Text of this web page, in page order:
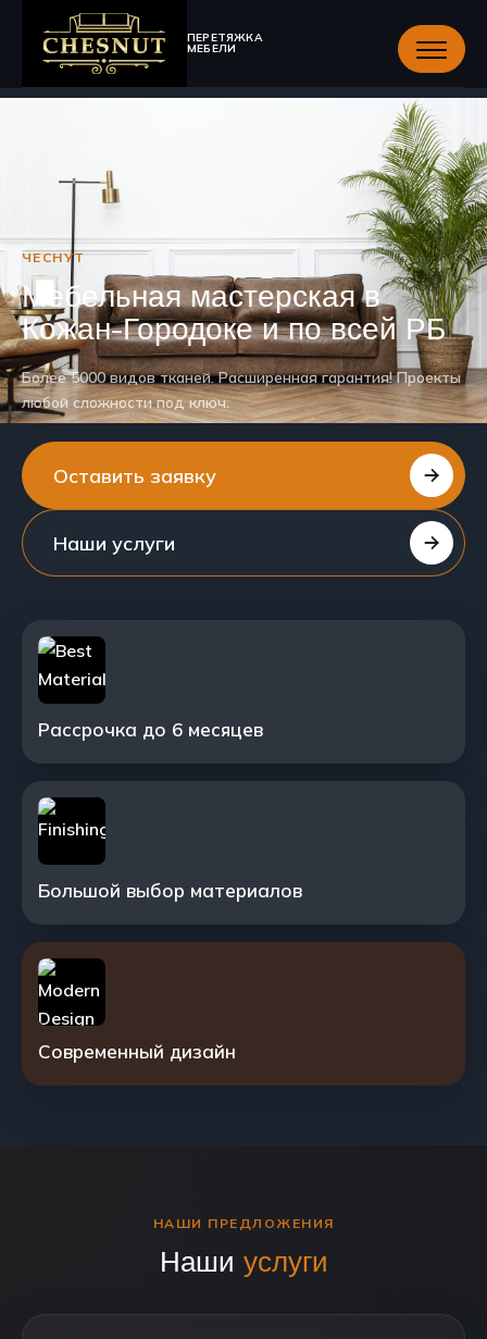
ПЕРЕТЯЖКА
МЕБЕЛИ
ЧЕСНУТ
Мебельная мастерская в
Кожан-Городоке и по всей РБ
Более 5000 видов тканей. Расширенная гарантия! Проекты
любой сложности под ключ.
Оставить заявку
Наши услуги
Рассрочка до 6 месяцев
Большой выбор материалов
Современный дизайн
НАШИ ПРЕДЛОЖЕНИЯ
Наши услуги